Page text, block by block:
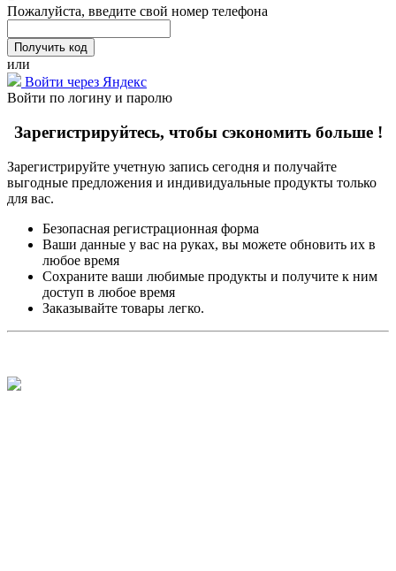
Пожалуйста, введите свой номер телефона
или
Войти через Яндекс
Войти по логину и паролю
Зарегистрируйтесь, чтобы сэкономить больше !
Зарегистрируйте учетную запись сегодня и получайте
выгодные предложения и индивидуальные продукты только
для вас.
Безопасная регистрационная форма
Ваши данные у вас на руках, вы можете обновить их в
любое время
Сохраните ваши любимые продукты и получите к ним
доступ в любое время
Заказывайте товары легко.